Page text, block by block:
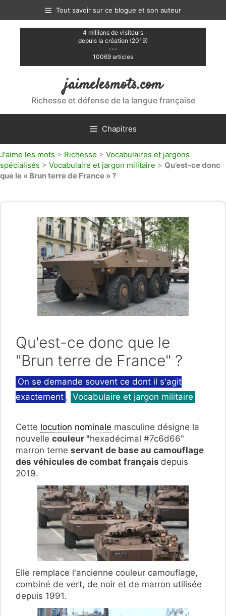
contenu
Tout savoir sur ce blogue et son auteur
4 millions de visiteurs
depuis la création (2019)
---
10069 articles
jaimelesmots.com
Richesse et défense de la langue française
Chapitres
J'aime les mots > Richesse > Vocabulaires et jargons
spécialisés > Vocabulaire et jargon militaire > Qu’est-ce donc
que le « Brun terre de France » ?
Qu'est-ce donc que le
"Brun terre de France" ?
Catégories
On se demande souvent ce dont il s'agit
exactement , Vocabulaire et jargon militaire
Cette locution nominale masculine désigne la
nouvelle couleur "hexadécimal #7c6d66"
marron terne servant de base au camouflage
des véhicules de combat français depuis
2019.
Elle remplace l'ancienne couleur camouflage,
combiné de vert, de noir et de marron utilisée
depuis 1991.